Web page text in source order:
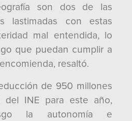
son dos de las
lastimadas con estas
mal entendida, lo
que puedan cumplir a
resaltó.
de 950 millones
del INE para este año,
la autonomía e